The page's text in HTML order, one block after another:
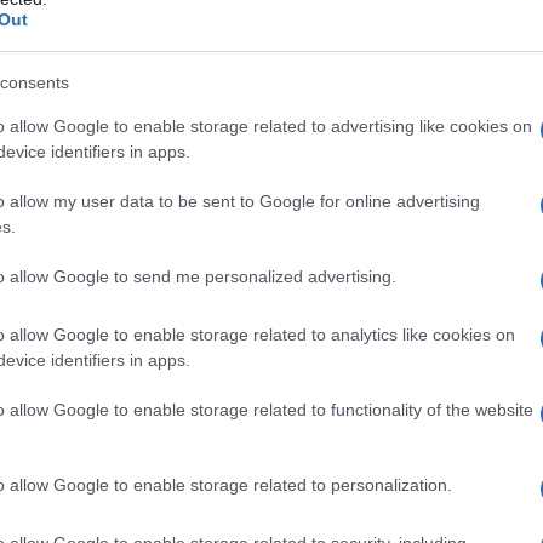
allow Google to enable storage related to advertising like cookies on
identifiers in apps.
allow my user data to be sent to Google for online advertising
allow Google to send me personalized advertising.
allow Google to enable storage related to analytics like cookies on
identifiers in apps.
allow Google to enable storage related to functionality of the website
allow Google to enable storage related to personalization.
ΕΛΛΑΔΑ
Σέρρες: «Τα έχασα όλα» – Συγκλονίζει ο πατέρας, τι
7/08/2026 - 7:14μμ
ΕΛΛΑΔΑ
Στεγαστικό επίδομα: Ποιοι 1.120 φοιτητές θα